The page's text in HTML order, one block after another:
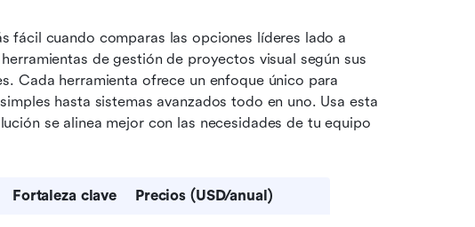
fácil cuando comparas las opciones líderes lado a
de gestión de proyectos visual según sus
hasta sistemas avanzados todo en uno. Usa esta
se alinea mejor con las necesidades de tu equipo
Fortaleza clave Precios (USD/anual)